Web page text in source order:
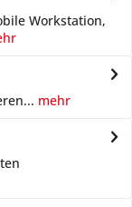
Workstation,
mehr